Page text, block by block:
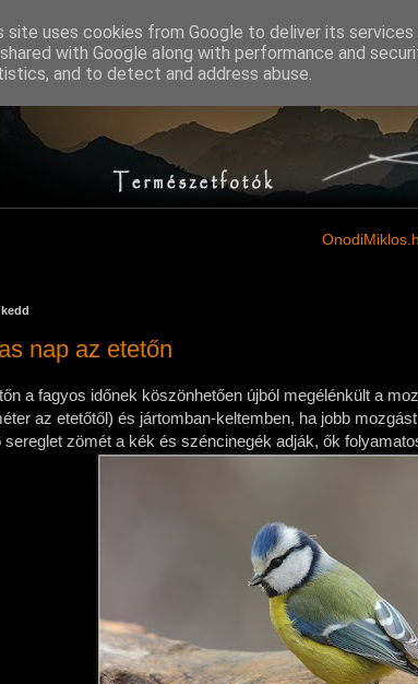
OnodiMiklos
nap az etetőn
a fagyos időnek köszönhetően újból megélénkült a
az etetőtől) és jártomban-keltemben, ha jobb
sereglet zömét a kék és széncinegék adják, ők
site uses cookies from Google to deliver its
with Google along with performance and
and to detect and address abuse.